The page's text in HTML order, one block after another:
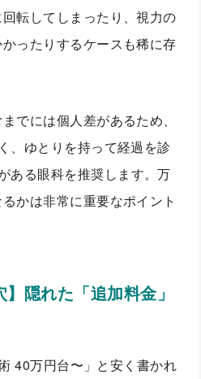
転してしまったり、視力の
ったりするケースも稀に存
でには個人差があるため、
、ゆとりを持って経過を診
ある眼科を推奨します。万
かは非常に重要なポイント
】隠れた「追加料金」
40万円台〜」と安く書かれ